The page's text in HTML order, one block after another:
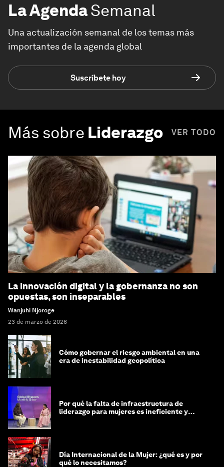
La AgendaSemanal
Una actualización semanal de los temas más
importantes de la agenda global
Suscríbete hoy
Más sobre Liderazgo VER TODO
La innovación digital y la gobernanza no son
opuestas, son inseparables
Wanjuhi Njoroge
23 de marzo de 2026
Cómo gobernar el riesgo ambiental en una
era de inestabilidad geopolítica
Por qué la falta de infraestructura de
liderazgo para mujeres es ineficiente y
Día Internacional de la Mujer: ¿qué es y por
qué lo necesitamos?